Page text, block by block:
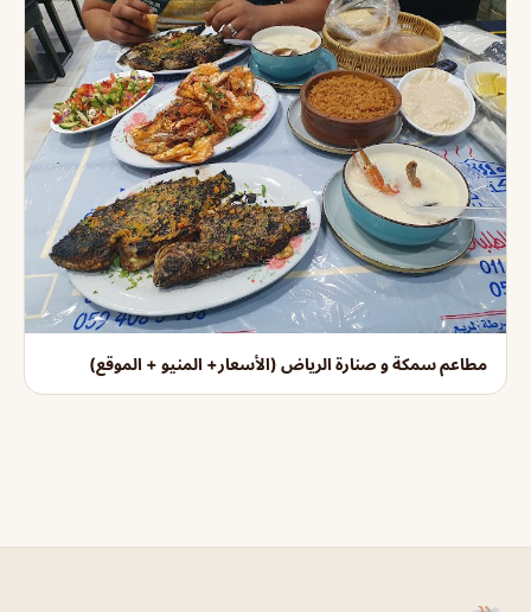
مطاعم سمكة و صنارة الرياض (الأسعار+ المنيو + الموقع)